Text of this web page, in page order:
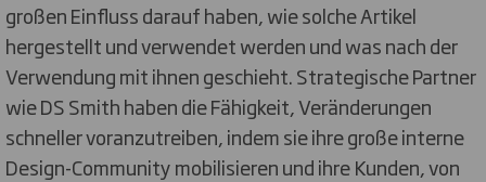
großen Einfluss darauf haben, wie solche Artikel
hergestellt und verwendet werden und was nach der
Verwendung mit ihnen geschieht. Strategische Partner
wie DS Smith haben die Fähigkeit, Veränderungen
schneller voranzutreiben, indem sie ihre große interne
Design-Community mobilisieren und ihre Kunden, von